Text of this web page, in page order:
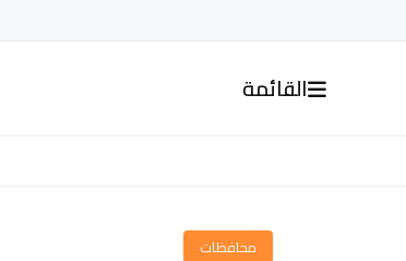
القائمة
محافظات